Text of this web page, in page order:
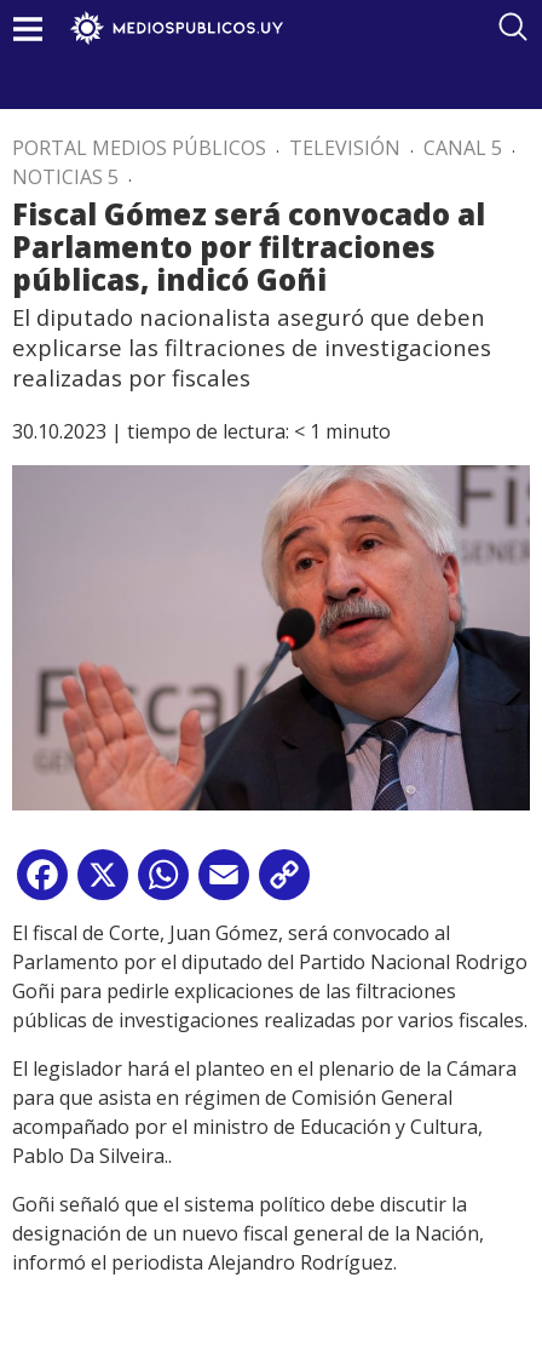
PORTAL MEDIOS PÚBLICOS . TELEVISIÓN . CANAL 5 .
NOTICIAS 5 .
Fiscal Gómez será convocado al
Parlamento por filtraciones
públicas, indicó Goñi
El diputado nacionalista aseguró que deben
explicarse las filtraciones de investigaciones
realizadas por fiscales
30.10.2023 | tiempo de lectura: < 1 minuto
Facebook
X WhatsApp
Email
Link
El fiscal de Corte, Juan Gómez, será convocado al
Parlamento por el diputado del Partido Nacional Rodrigo
Goñi para pedirle explicaciones de las filtraciones
públicas de investigaciones realizadas por varios fiscales.
El legislador hará el planteo en el plenario de la Cámara
para que asista en régimen de Comisión General
acompañado por el ministro de Educación y Cultura,
Pablo Da Silveira..
Goñi señaló que el sistema político debe discutir la
designación de un nuevo fiscal general de la Nación,
informó el periodista Alejandro Rodríguez.